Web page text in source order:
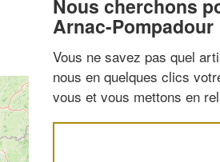
Nous cherchons
Arnac-Pompadour
Vous ne savez pas quel
nous en quelques clics
vous et vous mettons en